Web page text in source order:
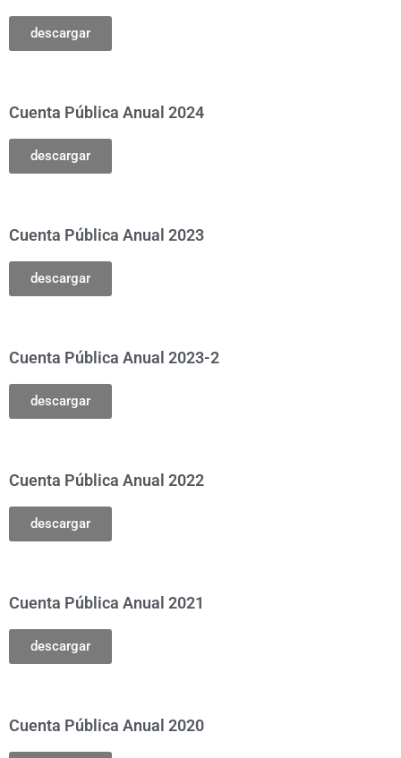
descargar
Cuenta Pública Anual 2024
descargar
Cuenta Pública Anual 2023
descargar
Cuenta Pública Anual 2023-2
descargar
Cuenta Pública Anual 2022
descargar
Cuenta Pública Anual 2021
descargar
Cuenta Pública Anual 2020